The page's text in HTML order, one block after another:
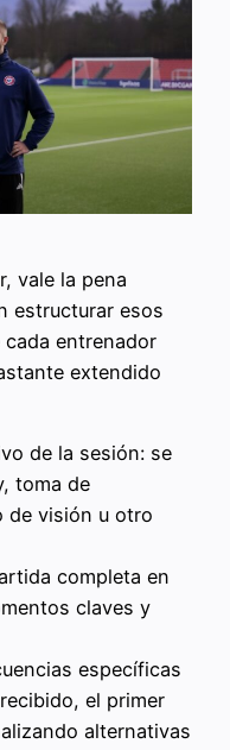
vale la pena
estructurar esos
entrenador
extendido
de la sesión: se
toma de
de visión u otro
completa en
claves y
específicas
el primer
alternativas